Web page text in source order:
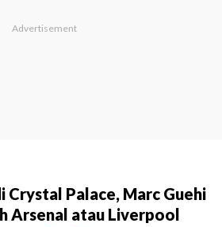
Crystal Palace, Marc Guehi
Arsenal atau Liverpool